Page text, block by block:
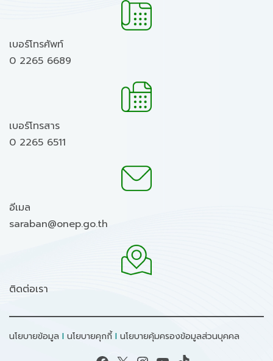
เบอร์โทรศัพท์
0 2265 6689
เบอร์โทรสาร
0 2265 6511
อีเมล
saraban@onep.go.th
ติดต่อเรา
นโยบายข้อมูล I นโยบายคุกกี้ I นโยบายคุ้มครองข้อมูลส่วนบุคคล